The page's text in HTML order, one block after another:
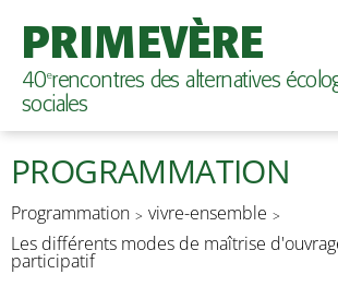
PRIMEVÈRE
40erencontres des alternatives
sociales
PROGRAMMATION
Programmation
vivre-ensemble
Les différents modes de maîtrise
participatif